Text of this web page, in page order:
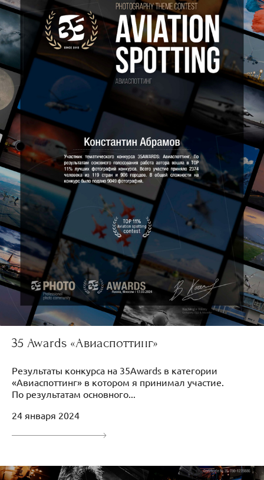
35 Awards «Авиаспоттинг»
Результаты конкурса на 35Awards в категории
«Авиаспоттинг» в котором я принимал участие.
По результатам основного...
24 января 2024